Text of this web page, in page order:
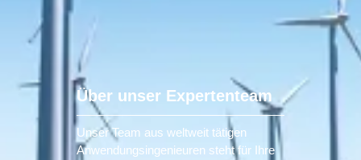
Über unser Expertenteam
Unser Team aus weltweit tätigen
Anwendungsingenieuren steht für Ihre